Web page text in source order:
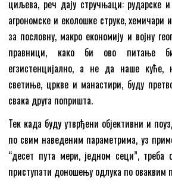
циљева, реч дају стручњаци: рударске
агрономске и еколошке струке, хемичари
за пословну, макро економију и војну
правници, како би ово питање
егзистенцијално, а не да наше
светиње, цркве и манастири, буду
свака друга попришта.‍
Тек када буду утврђени објективни и
по свим наведеним парамeтрима, уз
“десет пута мери, једном сеци”, треба
приступати доношењу одлука по оваквим